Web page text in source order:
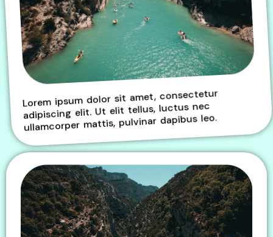
Lorem ipsum dolor sit amet, consectetur
adipiscing elit. Ut elit tellus, luctus nec
ullamcorper mattis, pulvinar dapibus leo.